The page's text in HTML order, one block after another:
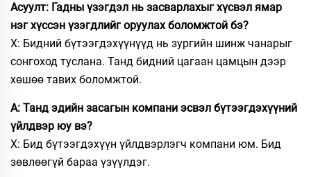
Асуулт: Гадны үзэгдэл нь засварлахыг хүсвэл ямар
нэг хүссэн үзэгдлийг оруулах боломжтой бэ?
Х: Бидний бүтээгдэхүүнүүд нь зургийн шинж чанарыг
сонгоход туслана. Танд бидний цагаан цамцын дээр
хөшөө тавих боломжтой.
А: Танд эдийн засагын компани эсвэл бүтээгдэхүүний
үйлдвэр юу вэ?
Х: Бид бүтээгдэхүүн үйлдвэрлэгч компани юм. Бид
зөвлөөгүй бараа үзүүлдэг.